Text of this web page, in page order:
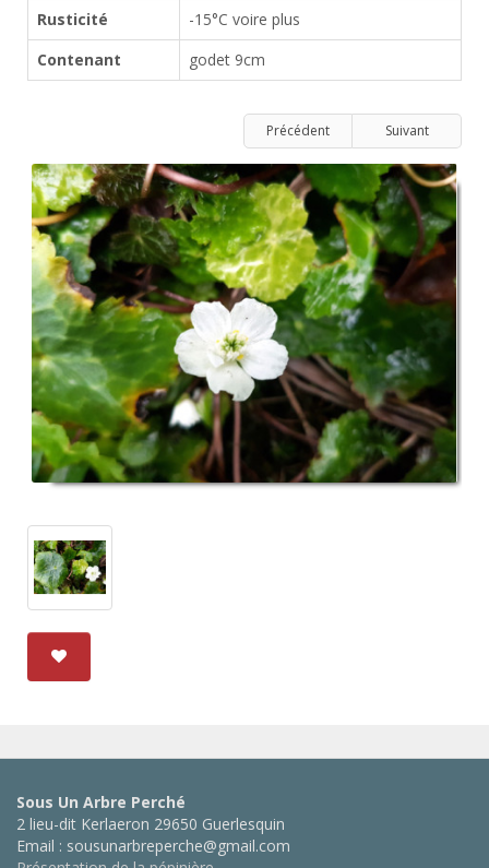
Rusticité
-15°C voire plus
Contenant
godet 9cm
Précédent Suivant
Sous Un Arbre Perché
2 lieu-dit Kerlaeron 29650 Guerlesquin
Email : sousunarbreperche@gmail.com